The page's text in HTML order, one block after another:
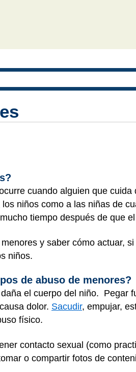
cuando alguien que
niños como a las niñas de
tiempo después de que
y saber cómo actuar,
niños.
de abuso de menores?
el cuerpo del niño. Pegar
dolor. Sacudir, empujar,
físico.
contacto sexual (como
o compartir fotos de